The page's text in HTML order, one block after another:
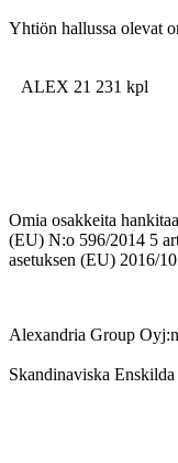
Yhtiön hallussa olevat
ALEX 21 231 kpl
Omia osakkeita
(EU) N:o 596/2014 5
asetuksen (EU) 2016/
Alexandria Group
Skandinaviska